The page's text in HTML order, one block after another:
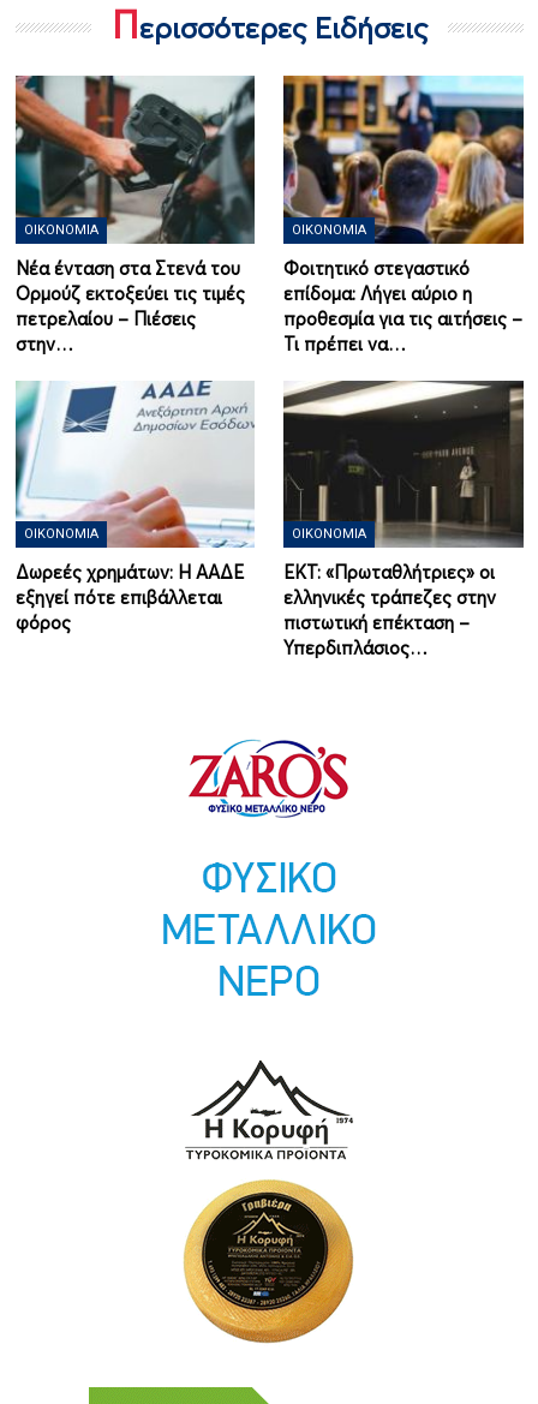
Περισσότερες Ειδήσεις
ΟΙΚΟΝΟΜΊΑ
Νέα ένταση στα Στενά του
Ορμούζ εκτοξεύει τις τιμές
πετρελαίου – Πιέσεις
στην…
ΟΙΚΟΝΟΜΊΑ
Φοιτητικό στεγαστικό
επίδομα: Λήγει αύριο η
προθεσμία για τις αιτήσεις –
Τι πρέπει να…
ΟΙΚΟΝΟΜΊΑ
Δωρεές χρημάτων: Η ΑΑΔΕ
εξηγεί πότε επιβάλλεται
φόρος
ΟΙΚΟΝΟΜΊΑ
ΕΚΤ: «Πρωταθλήτριες» οι
ελληνικές τράπεζες στην
πιστωτική επέκταση –
Υπερδιπλάσιος…